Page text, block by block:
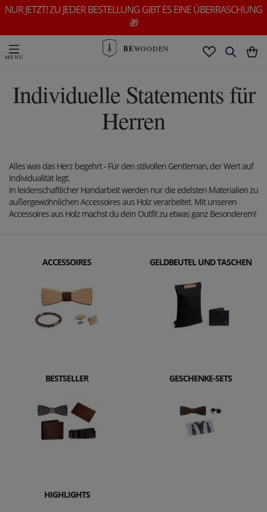
NUR JETZT! ZU JEDER BESTELLUNG GIBT ES EINE ÜBERRASCHUNG
🎁
BEWOODEN
Individuelle Statements für
Herren
Alles was das Herz begehrt - Für den stilvollen Gentleman, der Wert auf
Individualität legt.
In leidenschaftlicher Handarbeit werden nur die edelsten Materialien zu
außergewöhnlichen Accessoires aus Holz verarbeitet. Mit unseren
Accessoires aus Holz machst du dein Outfit zu etwas ganz Besonderem!
ACCESSOIRES GELDBEUTEL UND TASCHEN
BESTSELLER GESCHENKE-SETS
HIGHLIGHTS